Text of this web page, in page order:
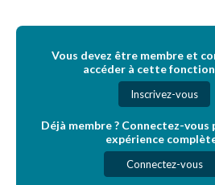
Vous devez être membre et
accéder à cette
Inscrivez-vous
Déjà membre ? Connectez-vous
expérience
Connectez-vous